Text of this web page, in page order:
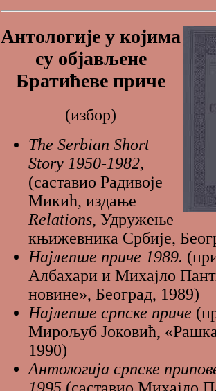
Антологије у којима
су објављене
Братићеве приче
(избор)
The Serbian Short
Story 1950-1982,
(саставио Радивоје
Микић, издање
Relations, Удружење
књижевника Србије,
Најлепше приче 1989.
Албахари и Михајло
новине», Београд, 1989)
Најлепше српске приче
Мирољуб Јоковић,
1990)
Антологија српске